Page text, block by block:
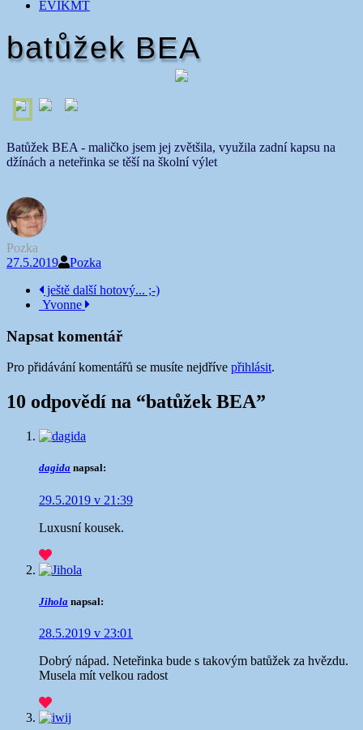
EVIKMT
batůžek BEA
Batůžek BEA - maličko jsem jej zvětšila, využila zadní kapsu na
džínách a neteřinka se těší na školní výlet
Pozka
27.5.2019
Pozka
Navigace
příspěvku
ještě další hotový... ;-)
Yvonne
Napsat komentář
Pro přidávání komentářů se musíte nejdříve přihlásit.
10 odpovědí na “batůžek BEA”
dagida napsal:
29.5.2019 v 21:39
Luxusní kousek.
Jihola napsal:
28.5.2019 v 23:01
Dobrý nápad. Neteřinka bude s takovým batůžek za hvězdu.
Musela mít velkou radost